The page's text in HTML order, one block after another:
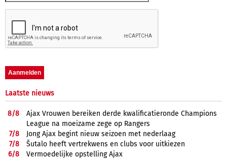
Laatste nieuws
8/8
Ajax Vrouwen bereiken derde kwalificatieronde Champions
League na moeizame zege op Rangers
7/8
Jong Ajax begint nieuw seizoen met nederlaag
7/8
Šutalo heeft vertrekwens en clubs voor uitkiezen
6/8
Vermoedelijke opstelling Ajax